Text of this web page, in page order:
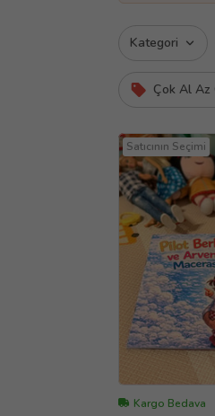
Kategori
Çok Al Az
Satıcının Seçimi
Kargo Bedava